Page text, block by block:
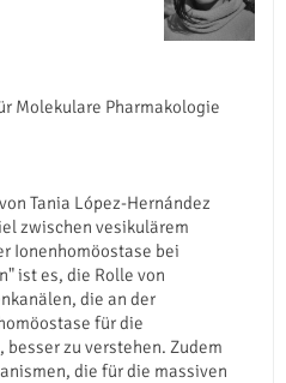
Molekulare Pharmakologie
Tania López-Hernández
zwischen vesikulärem
Ionenhomöostase bei
ist es, die Rolle von
die an der
für die
zu verstehen. Zudem
die für die massiven